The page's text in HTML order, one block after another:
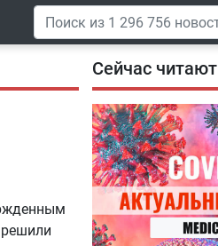
Сейчас читают